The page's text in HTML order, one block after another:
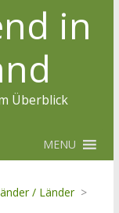
in
Überblick
MENU
/ Länder >